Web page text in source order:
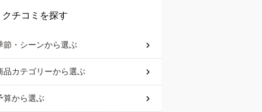
クチコミを探す
節・シーンから選ぶ
品カテゴリーから選ぶ
算から選ぶ